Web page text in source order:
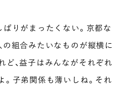
ばりがまったくない。京都な
の組合みたいなものが縦横に
ど、益子はみんながそれぞれ
。子弟関係も薄いしね。それ